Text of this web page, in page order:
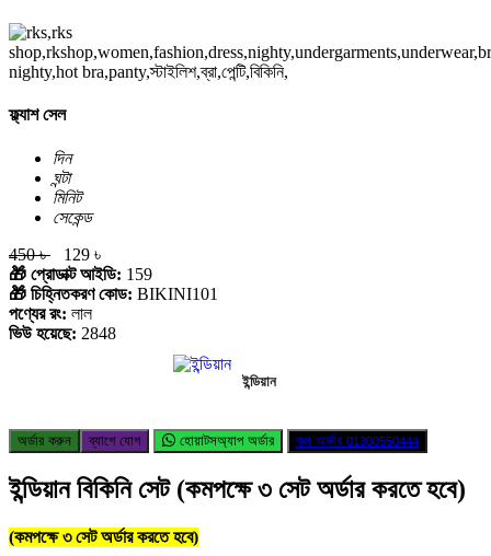
ফ্ল্যাশ সেল
দিন
ঘন্টা
মিনিট
সেকেন্ড
450 ৳
129 ৳
🎁 প্রোডাক্ট আইডি: 159
🎁 চিহ্নিতকরণ কোড: BIKINI101
পণ্যের রং: লাল
ভিউ হয়েছে: 2848
ইন্ডিয়ান
অর্ডার করুন ব্যাগে যোগ হোয়াটসঅ্যাপ অর্ডার কল অর্ডার 01300550444
ইন্ডিয়ান বিকিনি সেট (কমপক্ষে ৩ সেট অর্ডার করতে হবে)
(কমপক্ষে ৩ সেট অর্ডার করতে হবে)